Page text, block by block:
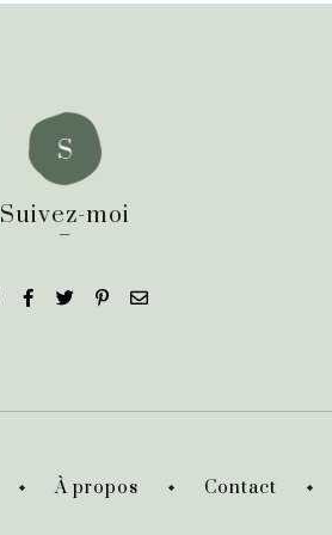
Suivez-moi
_
À propos Contact